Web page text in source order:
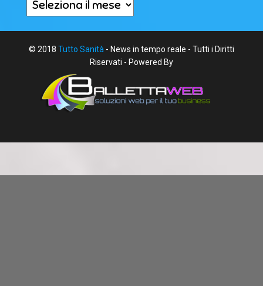
© 2018 Tutto Sanità - News in tempo reale - Tutti i Diritti
Riservati - Powered By